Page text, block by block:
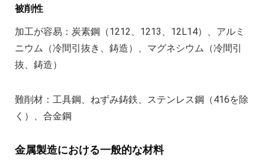
被削性
加工が容易：炭素鋼（1212、1213、12L14）、アルミ
ニウム（冷間引抜き、鋳造）、マグネシウム（冷間引
抜、鋳造）
難削材：工具鋼、ねずみ鋳鉄、ステンレス鋼（416を除
く）、合金鋼
金属製造における一般的な材料